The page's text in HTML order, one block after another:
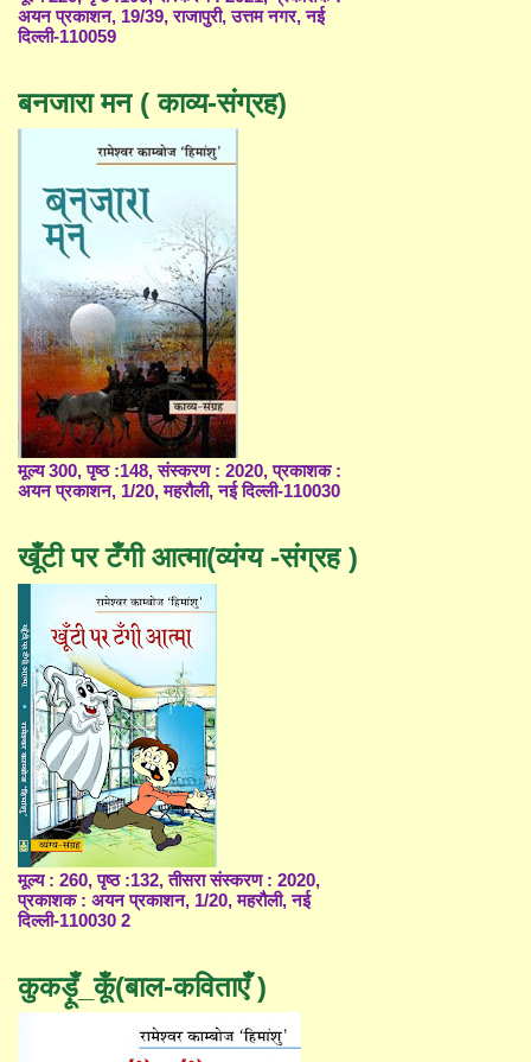
अयन प्रकाशन, 19/39, राजापुरी, उत्तम नगर, नई
दिल्ली-110059
बनजारा मन ( काव्य-संग्रह)
मूल्य 300, पृष्ठ :148, संस्करण : 2020, प्रकाशक :
अयन प्रकाशन, 1/20, महरौली, नई दिल्ली-110030
खूँटी पर टँगी आत्मा(व्यंग्य -संग्रह )
मूल्य : 260, पृष्ठ :132, तीसरा संस्करण : 2020,
प्रकाशक : अयन प्रकाशन, 1/20, महरौली, नई
दिल्ली-110030 2
कुकड़ूँ_कूँ(बाल-कविताएँ )